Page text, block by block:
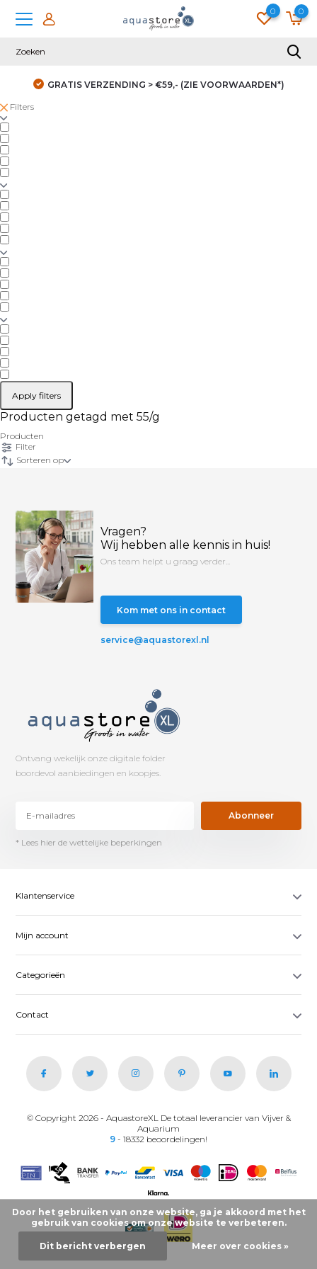
0 0
GRATIS VERZENDING > €59,- (ZIE VOORWAARDEN*)
Filters
Apply filters
Producten getagd met 55/g
Producten
Filter
Sorteren op
Vragen?
Wij hebben alle kennis in huis!
Ons team helpt u graag verder...
Kom met ons in contact
service@aquastorexl.nl
Ontvang wekelijk onze digitale folder
boordevol aanbiedingen en koopjes.
Abonneer
* Lees hier de wettelijke beperkingen
Klantenservice
Mijn account
Categorieën
Contact
© Copyright 2026 - AquastoreXL De totaal leverancier van Vijver &
Aquarium
9 - 18332 beoordelingen!
Door het gebruiken van onze website, ga je akkoord met het
gebruik van cookies om onze website te verbeteren.
Dit bericht verbergen Meer over cookies »